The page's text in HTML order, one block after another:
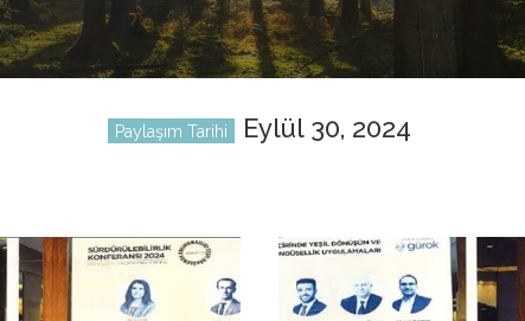
Paylaşım Tarihi Eylül 30, 2024